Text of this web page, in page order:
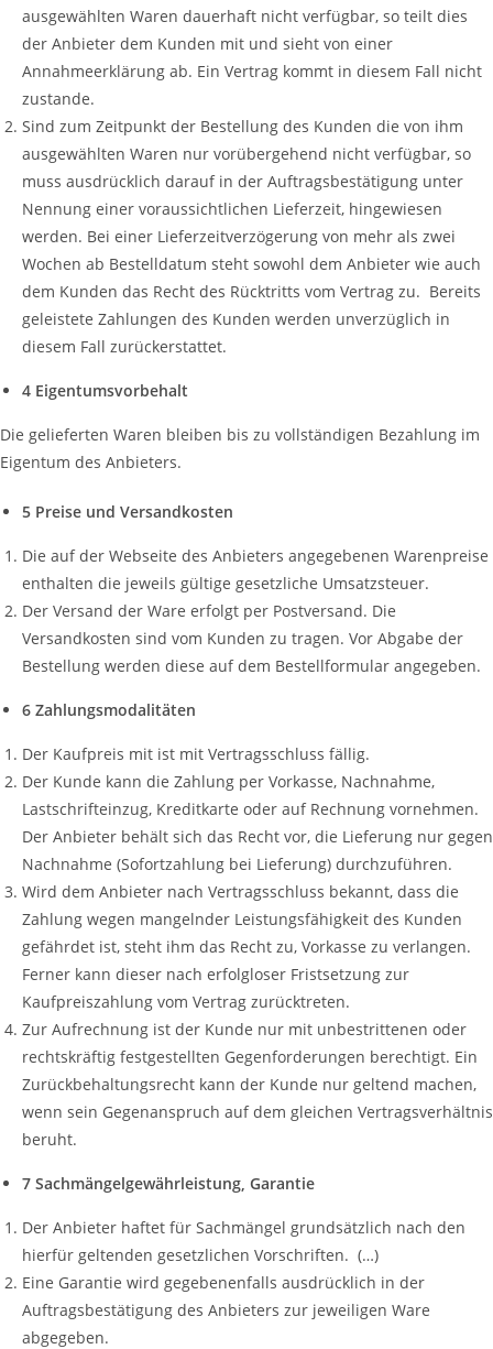
ausgewählten Waren dauerhaft nicht verfügbar, so teilt dies
der Anbieter dem Kunden mit und sieht von einer
Annahmeerklärung ab. Ein Vertrag kommt in diesem Fall nicht
zustande.
Sind zum Zeitpunkt der Bestellung des Kunden die von ihm
ausgewählten Waren nur vorübergehend nicht verfügbar, so
muss ausdrücklich darauf in der Auftragsbestätigung unter
Nennung einer voraussichtlichen Lieferzeit, hingewiesen
werden. Bei einer Lieferzeitverzögerung von mehr als zwei
Wochen ab Bestelldatum steht sowohl dem Anbieter wie auch
dem Kunden das Recht des Rücktritts vom Vertrag zu. Bereits
geleistete Zahlungen des Kunden werden unverzüglich in
diesem Fall zurückerstattet.
4 Eigentumsvorbehalt
Die gelieferten Waren bleiben bis zu vollständigen Bezahlung im
Eigentum des Anbieters.
5 Preise und Versandkosten
Die auf der Webseite des Anbieters angegebenen Warenpreise
enthalten die jeweils gültige gesetzliche Umsatzsteuer.
Der Versand der Ware erfolgt per Postversand. Die
Versandkosten sind vom Kunden zu tragen. Vor Abgabe der
Bestellung werden diese auf dem Bestellformular angegeben.
6 Zahlungsmodalitäten
Der Kaufpreis mit ist mit Vertragsschluss fällig.
Der Kunde kann die Zahlung per Vorkasse, Nachnahme,
Lastschrifteinzug, Kreditkarte oder auf Rechnung vornehmen.
Der Anbieter behält sich das Recht vor, die Lieferung nur gegen
Nachnahme (Sofortzahlung bei Lieferung) durchzuführen.
Wird dem Anbieter nach Vertragsschluss bekannt, dass die
Zahlung wegen mangelnder Leistungsfähigkeit des Kunden
gefährdet ist, steht ihm das Recht zu, Vorkasse zu verlangen.
Ferner kann dieser nach erfolgloser Fristsetzung zur
Kaufpreiszahlung vom Vertrag zurücktreten.
Zur Aufrechnung ist der Kunde nur mit unbestrittenen oder
rechtskräftig festgestellten Gegenforderungen berechtigt. Ein
Zurückbehaltungsrecht kann der Kunde nur geltend machen,
wenn sein Gegenanspruch auf dem gleichen Vertragsverhältnis
beruht.
7 Sachmängelgewährleistung, Garantie
Der Anbieter haftet für Sachmängel grundsätzlich nach den
hierfür geltenden gesetzlichen Vorschriften. (…)
Eine Garantie wird gegebenenfalls ausdrücklich in der
Auftragsbestätigung des Anbieters zur jeweiligen Ware
abgegeben.